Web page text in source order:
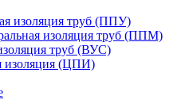
изоляция труб (ППУ)
изоляция труб (ППМ)
труб (ВУС)
изоляция (ЦПИ)